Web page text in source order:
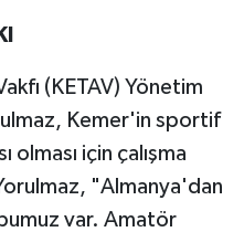
(KETAV) Yönetim
Kemer'in sportif
olması için çalışma
"Almanya'dan
var. Amatör